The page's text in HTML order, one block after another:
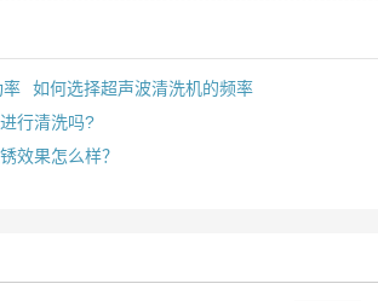
率
如何选择超声波清洗机的频率
行清洗吗?
效果怎么样？